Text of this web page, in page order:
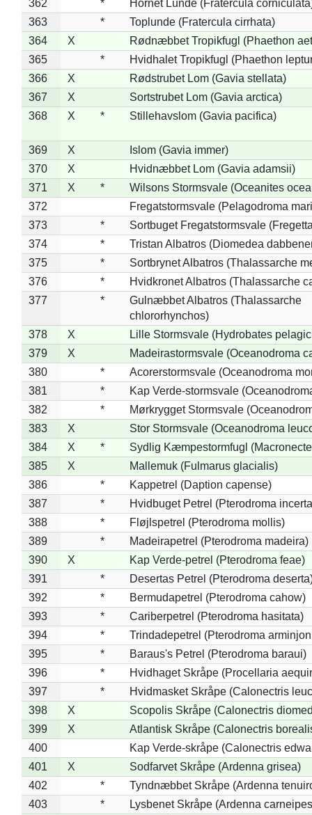
362 *
Hornet Lunde (Fratercula
363
*
Toplunde (Fratercula cirrhata)
364
X
Rødnæbbet Tropikfugl (Phaethon
365
*
Hvidhalet Tropikfugl (Phaethon
366
X
Rødstrubet Lom (Gavia stellata)
367
X
Sortstrubet Lom (Gavia arctica)
368
X * Stillehavslom (Gavia pacifica)
369 X
Islom (Gavia immer)
370
X
Hvidnæbbet Lom (Gavia adamsii)
371
X *
Wilsons Stormsvale (Oceanites
372
Fregatstormsvale (Pelagodroma
373
*
Sortbuget Fregatstormsvale
374
*
Tristan Albatros (Diomedea
375
*
Sortbrynet Albatros (Thalassarche
376
*
Hvidkronet Albatros (Thalassarche
377
*
Gulnæbbet Albatros (Thalassarche
chlororhynchos)
378
X
Lille Stormsvale (Hydrobates
379
X
Madeirastormsvale (Oceanodroma
380
*
Acorerstormsvale (Oceanodroma
381
*
Kap Verde-stormsvale
382
*
Mørkrygget Stormsvale
383
X
Stor Stormsvale (Oceanodroma
384
X *
Sydlig Kæmpestormfugl
385
X
Mallemuk (Fulmarus glacialis)
386
*
Kappetrel (Daption capense)
387
*
Hvidbuget Petrel (Pterodroma
388
*
Fløjlspetrel (Pterodroma mollis)
389
*
Madeirapetrel (Pterodroma madeira)
390
X
Kap Verde-petrel (Pterodroma feae)
391
*
Desertas Petrel (Pterodroma
392
*
Bermudapetrel (Pterodroma cahow)
393
*
Cariberpetrel (Pterodroma hasitata)
394
*
Trindadepetrel (Pterodroma
395
*
Baraus's Petrel (Pterodroma baraui)
396
*
Hvidhaget Skråpe (Procellaria
397
*
Hvidmasket Skråpe (Calonectris
398
X
Scopolis Skråpe (Calonectris
399
X
Atlantisk Skråpe (Calonectris
400
Kap Verde-skråpe (Calonectris
401
X
Sodfarvet Skråpe (Ardenna grisea)
402
*
Tyndnæbbet Skråpe (Ardenna
403
*
Lysbenet Skråpe (Ardenna